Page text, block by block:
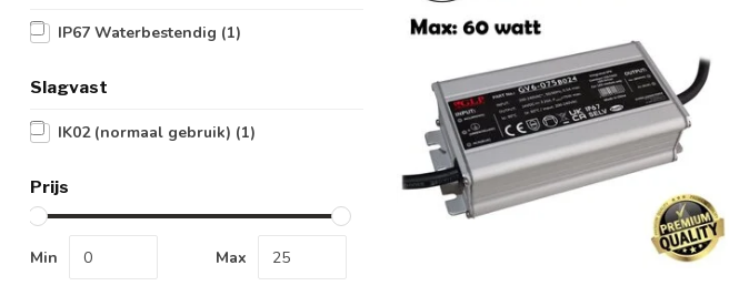
IP67 Waterbestendig (1)
Slagvast
IK02 (normaal gebruik) (1)
Prijs
Min Max